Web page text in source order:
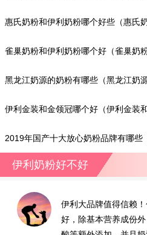
地上比较）
惠氏奶粉和伊利奶粉哪个好些（惠氏
奶源地上看）
雀巢奶粉和伊利奶粉哪个好（雀巢奶
地上看）
黑龙江奶源的奶粉有哪些（黑龙江奶
伊利金装和金领冠哪个好（伊利金装
2019年国产十大放心奶粉品牌有哪些
伊利奶粉好不好
伊利大品牌值得信赖
好，除基本营养成份